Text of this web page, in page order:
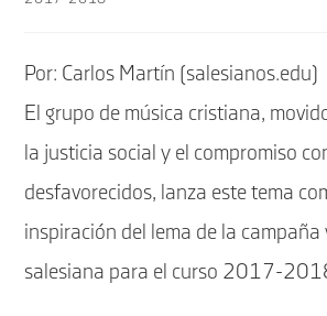
Por: Carlos Martín (salesianos.edu)
El grupo de música cristiana,
la justicia social y el compromiso
desfavorecidos, lanza este tema
inspiración del lema de la campaña
salesiana para el curso 2017-